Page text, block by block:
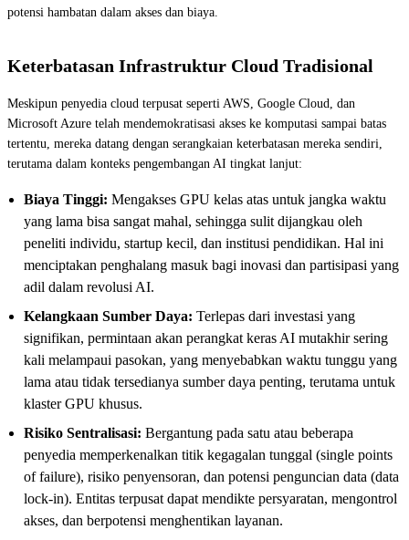
potensi hambatan dalam akses dan biaya.
Keterbatasan Infrastruktur Cloud Tradisional
Meskipun penyedia cloud terpusat seperti AWS, Google Cloud, dan
Microsoft Azure telah mendemokratisasi akses ke komputasi sampai batas
tertentu, mereka datang dengan serangkaian keterbatasan mereka sendiri,
terutama dalam konteks pengembangan AI tingkat lanjut:
Biaya Tinggi: Mengakses GPU kelas atas untuk jangka waktu
yang lama bisa sangat mahal, sehingga sulit dijangkau oleh
peneliti individu, startup kecil, dan institusi pendidikan. Hal ini
menciptakan penghalang masuk bagi inovasi dan partisipasi yang
adil dalam revolusi AI.
Kelangkaan Sumber Daya: Terlepas dari investasi yang
signifikan, permintaan akan perangkat keras AI mutakhir sering
kali melampaui pasokan, yang menyebabkan waktu tunggu yang
lama atau tidak tersedianya sumber daya penting, terutama untuk
klaster GPU khusus.
Risiko Sentralisasi: Bergantung pada satu atau beberapa
penyedia memperkenalkan titik kegagalan tunggal (single points
of failure), risiko penyensoran, dan potensi penguncian data (data
lock-in). Entitas terpusat dapat mendikte persyaratan, mengontrol
akses, dan berpotensi menghentikan layanan.